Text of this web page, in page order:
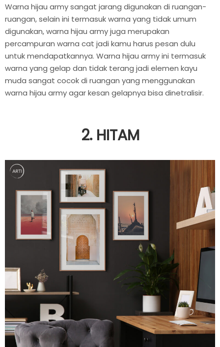
Warna hijau army sangat jarang digunakan di ruangan-
ruangan, selain ini termasuk warna yang tidak umum
digunakan, warna hijau army juga merupakan
percampuran warna cat jadi kamu harus pesan dulu
untuk mendapatkannya. Warna hijau army ini termasuk
warna yang gelap dan tidak terang jadi elemen kayu
muda sangat cocok di ruangan yang menggunakan
warna hijau army agar kesan gelapnya bisa dinetralisir.
2. HITAM